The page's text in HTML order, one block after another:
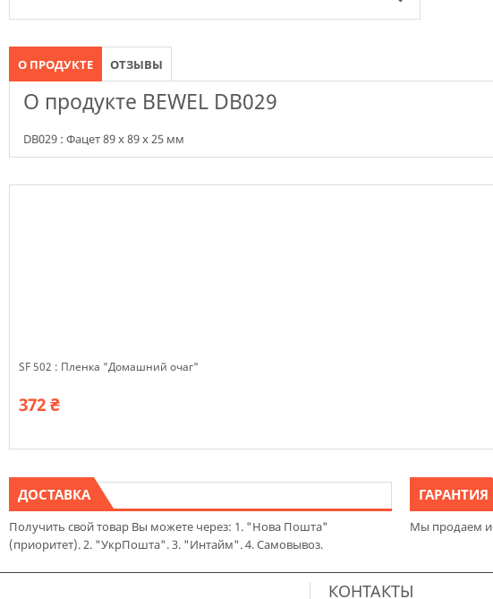
О ПРОДУКТЕ ОТЗЫВЫ
О продукте BEWEL DB029
DB029 : Фацет 89 х 89 х 25 мм
SF 502 : Пленка "Домашний очаг"
372 ₴
ДОСТАВКА
Получить свой товар Вы можете через: 1. "Нова Пошта"
(приоритет). 2. "УкрПошта". 3. "Интайм". 4. Самовывоз.
ГАРАНТИЯ
Мы продаем
КОНТАКТЫ